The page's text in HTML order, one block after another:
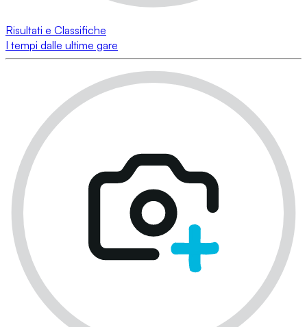
Risultati e Classifiche
I tempi dalle ultime gare